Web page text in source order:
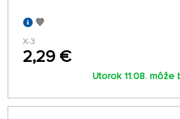
X-3
2,29 €
Utorok 11.08. môže